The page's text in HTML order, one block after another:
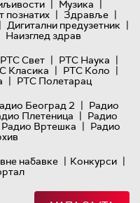
| Музика |
познатих | Здравље |
| Дигитални предузетник |
Наизглед здрав
РТС Свет | РТС Наука |
Класика | РТС Коло |
| РТС Полетарац
Београд 2 | Радио
Плетеница | Радио
Радио Вртешка | Радио
набавке | Конкурси |